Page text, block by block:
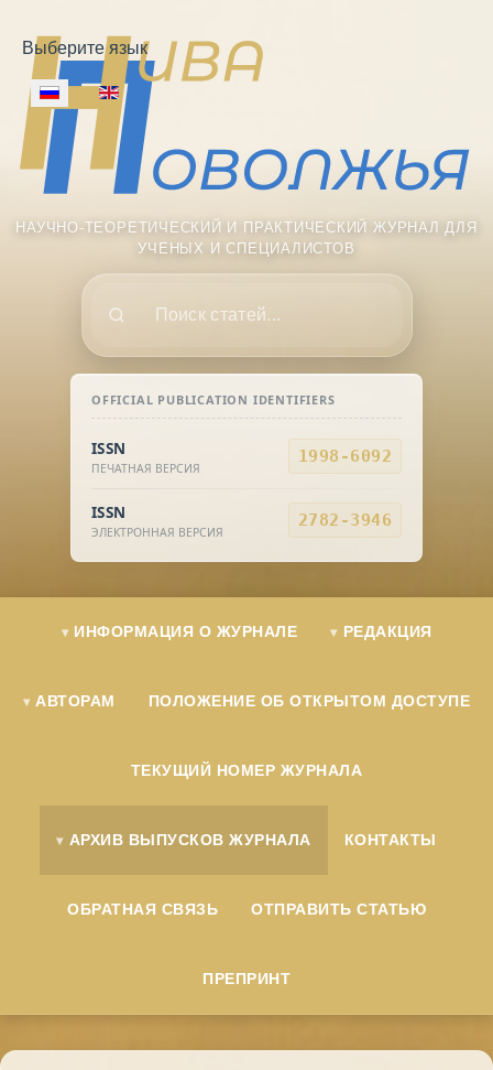
Выберите язык
OFFICIAL PUBLICATION IDENTIFIERS
ISSN
ПЕЧАТНАЯ ВЕРСИЯ
1998-6092
ISSN
ЭЛЕКТРОННАЯ ВЕРСИЯ
2782-3946
НАУЧНО-ТЕОРЕТИЧЕСКИЙ И ПРАКТИЧЕСКИЙ ЖУРНАЛ ДЛЯ
УЧЕНЫХ И СПЕЦИАЛИСТОВ
ИНФОРМАЦИЯ О ЖУРНАЛЕ РЕДАКЦИЯ
АВТОРАМ ПОЛОЖЕНИЕ ОБ ОТКРЫТОМ ДОСТУПЕ
ТЕКУЩИЙ НОМЕР ЖУРНАЛА
АРХИВ ВЫПУСКОВ ЖУРНАЛА КОНТАКТЫ
ОБРАТНАЯ СВЯЗЬ ОТПРАВИТЬ СТАТЬЮ
ПРЕПРИНТ